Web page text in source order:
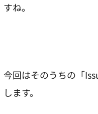
すね。
今回はそのうちの「
します。